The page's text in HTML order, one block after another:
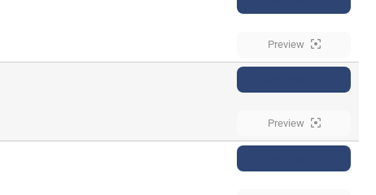
Preview
Preview